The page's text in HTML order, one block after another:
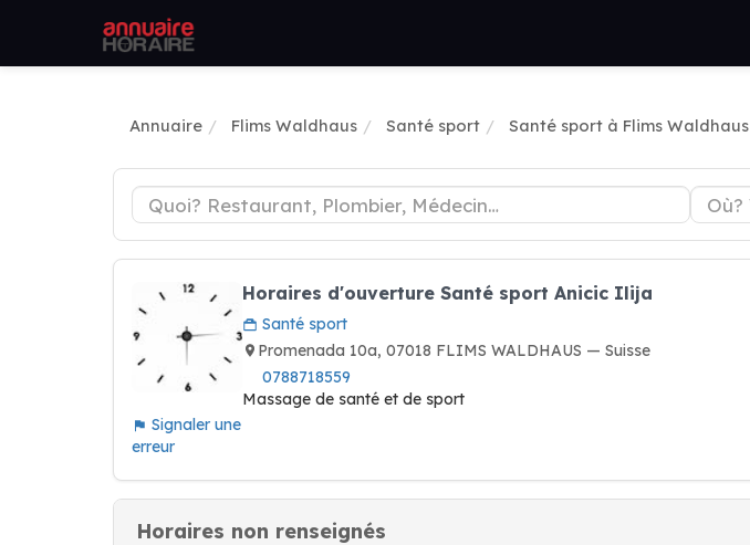
Annuaire Flims Waldhaus Santé sport Santé sport à Flims Waldhaus
Signaler une
erreur
Horaires d'ouverture Santé sport Anicic Ilija
Santé sport
Promenada 10a, 07018 FLIMS WALDHAUS — Suisse
0788718559
Massage de santé et de sport
Horaires non renseignés